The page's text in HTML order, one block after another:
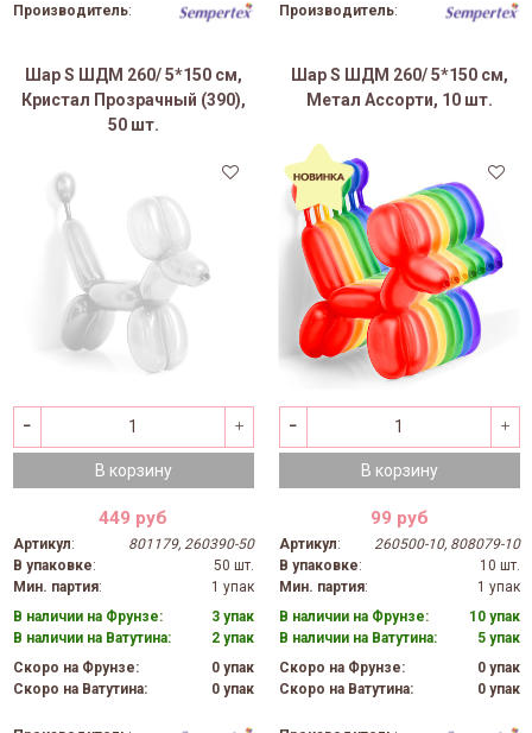
Производитель: Производитель:
Шар S ШДМ 260/ 5*150 см,
Кристал Прозрачный (390),
50 шт.
В корзину
449 руб
Артикул:
801179, 260390-50
В упаковке:
50 шт.
Мин. партия:
1 упак
В наличии на Фрунзе:
3 упак
В наличии на Ватутина:
2 упак
Скоро на Фрунзе:
0 упак
Скоро на Ватутина:
0 упак
Шар S ШДМ 260/ 5*150 см,
Метал Ассорти, 10 шт.
В корзину
99 руб
Артикул:
260500-10, 808079-10
В упаковке:
10 шт.
Мин. партия:
1 упак
В наличии на Фрунзе:
10 упак
В наличии на Ватутина:
5 упак
Скоро на Фрунзе:
0 упак
Скоро на Ватутина:
0 упак